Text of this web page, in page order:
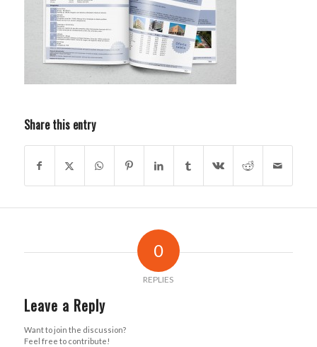
Share this entry
0
REPLIES
Leave a Reply
Want to join the discussion?
Feel free to contribute!